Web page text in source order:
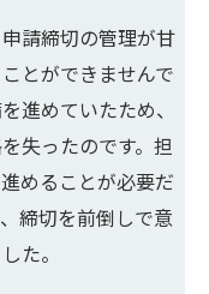
請締切の管理が甘
とができませんで
進めていたため、
失ったのです。担
めることが必要だ
締切を前倒しで意
た。